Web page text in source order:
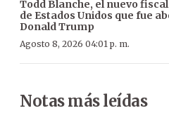
Todd Blanche, el nuevo
de Estados Unidos que fue
Donald Trump
Agosto 8, 2026 04:01 p. m.
Notas más leídas